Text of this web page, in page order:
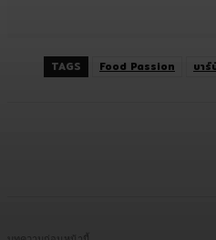
TAGS Food Passion บาร์